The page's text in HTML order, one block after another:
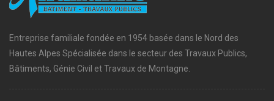
Entreprise familiale fondée en 1954 basée dans le Nord des
Hautes Alpes Spécialisée dans le secteur des Travaux Publics,
Bâtiments, Génie Civil et Travaux de Montagne.